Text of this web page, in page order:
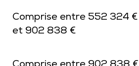
Comprise entre 552 324 €
et 902 838 €